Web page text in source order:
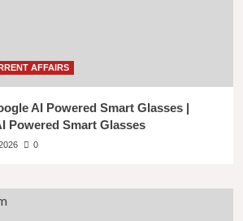
AFFAIRS
AI Powered Smart Glasses |
Powered Smart Glasses
0